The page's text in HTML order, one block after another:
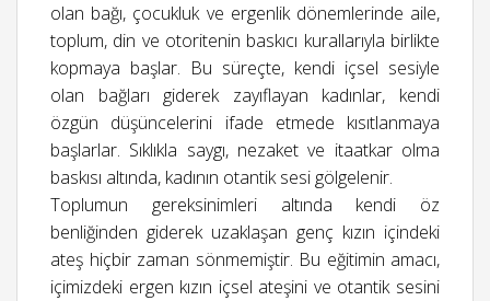
olan bağı, çocukluk ve ergenlik dönemlerinde aile,
toplum, din ve otoritenin baskıcı kurallarıyla birlikte
kopmaya başlar. Bu süreçte, kendi içsel sesiyle
olan bağları giderek zayıflayan kadınlar, kendi
özgün düşüncelerini ifade etmede kısıtlanmaya
başlarlar. Sıklıkla saygı, nezaket ve itaatkar olma
baskısı altında, kadının otantik sesi gölgelenir.
Toplumun gereksinimleri altında kendi öz
benliğinden giderek uzaklaşan genç kızın içindeki
ateş hiçbir zaman sönmemiştir. Bu eğitimin amacı,
içimizdeki ergen kızın içsel ateşini ve otantik sesini